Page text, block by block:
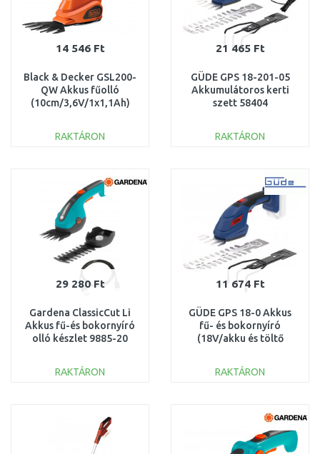
14 546 Ft
Black & Decker GSL200-
QW Akkus fűolló
(10cm/3,6V/1x1,1Ah)
RAKTÁRON
Összehasonlítás
21 465 Ft
GÜDE GPS 18-201-05
Akkumulátoros kerti
szett 58404
RAKTÁRON
Összehasonlítás
29 280 Ft
Gardena ClassicCut Li
Akkus fű-és bokornyíró
olló készlet 9885-20
RAKTÁRON
Összehasonlítás
11 674 Ft
GÜDE GPS 18-0 Akkus
fű- és bokornyíró
(18V/akku és töltő
RAKTÁRON
Összehasonlítás